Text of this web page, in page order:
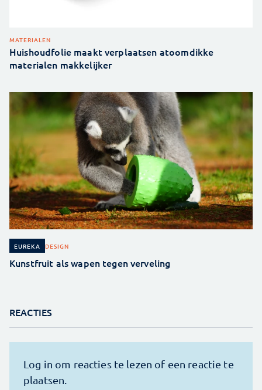
MATERIALEN
Huishoudfolie maakt verplaatsen atoomdikke
materialen makkelijker
EUREKA DESIGN
Kunstfruit als wapen tegen verveling
REACTIES